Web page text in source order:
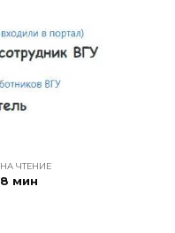
НА ЧТЕНИЕ
8 мин